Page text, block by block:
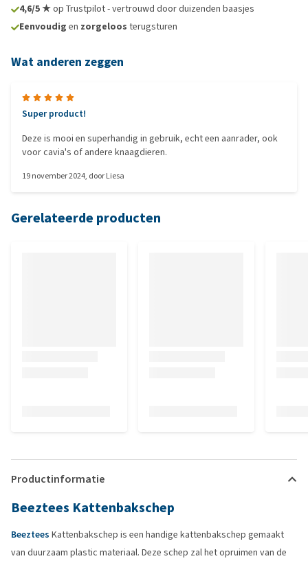
4,6/5 ★op Trustpilot - vertrouwd door duizenden baasjes
Eenvoudig en zorgeloos terugsturen
Wat anderen zeggen
Super product!
Deze is mooi en superhandig in gebruik, echt een aanrader, ook
voor cavia's of andere knaagdieren.
19 november 2024, doorLiesa
Gerelateerde producten
Productinformatie
Beeztees Kattenbakschep
Beeztees Kattenbakschep is een handige kattenbakschep gemaakt
van duurzaam plastic materiaal. Deze schep zal het opruimen van de